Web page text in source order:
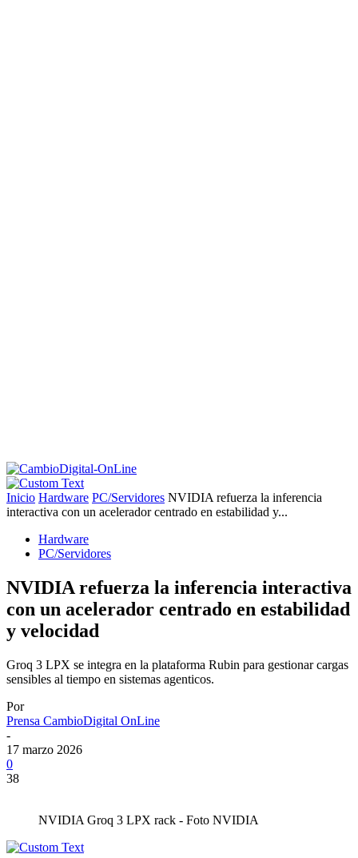
Inicio Hardware PC/Servidores NVIDIA refuerza la inferencia
interactiva con un acelerador centrado en estabilidad y...
Hardware
PC/Servidores
NVIDIA refuerza la inferencia interactiva
con un acelerador centrado en estabilidad
y velocidad
Groq 3 LPX se integra en la plataforma Rubin para gestionar cargas
sensibles al tiempo en sistemas agenticos.
Por
Prensa CambioDigital OnLine
-
17 marzo 2026
0
38
NVIDIA Groq 3 LPX rack - Foto NVIDIA